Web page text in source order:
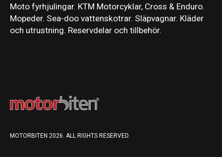
Moto fyrhjulingar. KTM Motorcyklar, Cross & Enduro.
Mopeder. Sea-doo vattenskotrar. Släpvagnar. Kläder
och utrustning. Reservdelar och tillbehör.
MOTORBITEN 2026. ALL RIGHTS RESERVED.